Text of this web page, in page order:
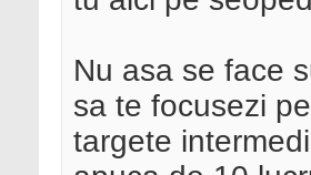
Nu asa se face
sa te focusezi
targete